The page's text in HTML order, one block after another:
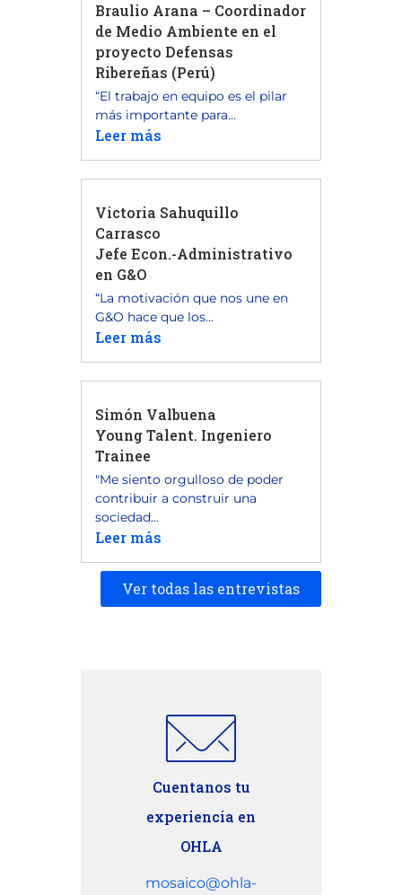
Braulio Arana – Coordinador
de Medio Ambiente en el
proyecto Defensas
Ribereñas (Perú)
“El trabajo en equipo es el pilar
más importante para...
Leer más
Victoria Sahuquillo
Carrasco
Jefe Econ.-Administrativo
en G&O
“La motivación que nos une en
G&O hace que los...
Leer más
Simón Valbuena
Young Talent. Ingeniero
Trainee
"Me siento orgulloso de poder
contribuir a construir una
sociedad...
Leer más
Ver todas las entrevistas
Cuentanos tu
experiencia en
OHLA
mosaico@ohla-